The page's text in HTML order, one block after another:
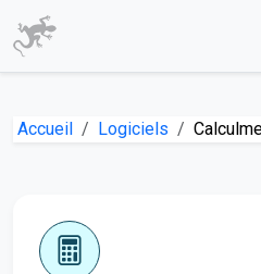
Accueil Logiciels